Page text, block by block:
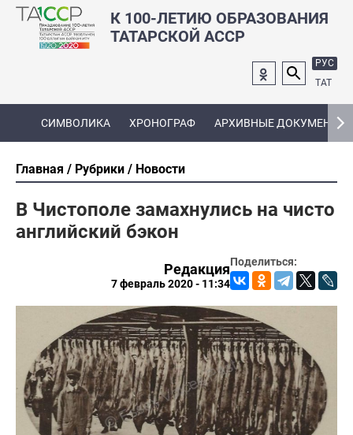
К 100-ЛЕТИЮ ОБРАЗОВАНИЯ
ТАТАРСКОЙ АССР
РУС
ТАТ
СИМВОЛИКА ХРОНОГРАФ АРХИВНЫЕ ДОКУМЕНТЫ
Главная Рубрики Новости
В Чистополе замахнулись на чисто
английский бэкон
Поделиться:
Редакция
7 февраль 2020 - 11:34